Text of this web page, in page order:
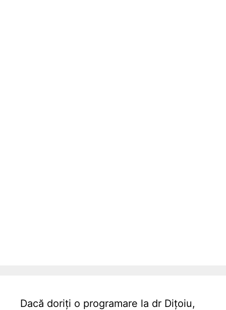
Dacă doriți o programare la dr Dițoiu,